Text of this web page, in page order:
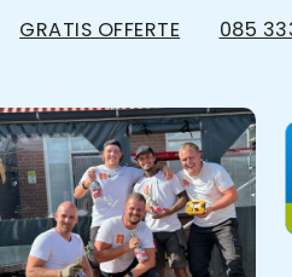
GRATIS OFFERTE 085